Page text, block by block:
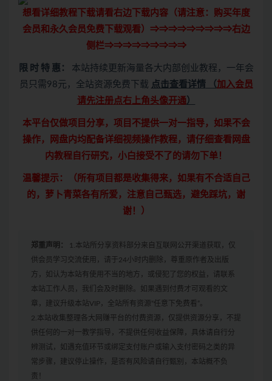
想看详细教程下载请看右边下载内容（请注意： 购买年度
会员和永久会员免费下载观看）⇒⇒⇒⇒⇒⇒⇒⇒⇒右边
侧栏⇒⇒⇒⇒⇒⇒⇒⇒⇒
限 时 特 惠： 本站持续更新海量各大内部创业教程，一年会
员只需98元，全站资源免费下载 点击查看详情（加入会员
请先注册点右上角头像开通）
本平台仅做项目分享，项目不提供一对一指导，如果不会
操作，网盘内均配备详细视频操作教程，请仔细查看网盘
内教程自行研究，小白接受不了的请勿下单！
温馨提示：（所有项目都是收集得来，如果有不合适自己
的，萝卜青菜各有所爱，注意自己甄选，避免踩坑，谢
谢！）
郑重声明：
1.本站所分享资料部分来自互联网公开渠道获取，仅
供会员学习交流使用，请于24小时内删除，尊重原作者及出版
方，如认为本站有使用不当的地方，或侵犯了您的权益，请联系
本站工作人员，我们会及时删除。如果遇到付费才可观看的文
章，建议升级本站VIP，全站所有资源“任意下免费看”。
2.本站收集整理各大网赚平台的付费资源，仅提供资源分享，不提
供任何的一对一教学指导，不提供任何收益保障，具体请自行分
辨测试，如遇充值环节或绑定支付账户或输入支付密码之类的异
常步骤，建议停止操作，是否有风险请自行甄别，本站概不负
责！